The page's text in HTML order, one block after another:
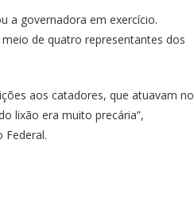
a governadora em exercício.
de quatro representantes dos
aos catadores, que atuavam no
lixão era muito precária”,
Federal.